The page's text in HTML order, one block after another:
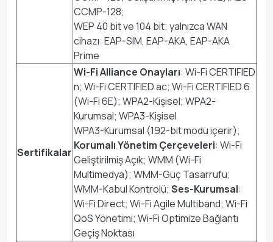
CCMP-128;
WEP 40 bit ve 104 bit; yalnızca WAN
cihazı: EAP-SIM, EAP-AKA, EAP-AKA
Prime
Sertifikalar
Wi-Fi Alliance Onayları: Wi-Fi CERTIFIED
n; Wi-Fi CERTIFIED ac; Wi-Fi CERTIFIED 6
(Wi-Fi 6E); WPA2-Kişisel; WPA2-
Kurumsal; WPA3-Kişisel
WPA3-Kurumsal (192-bit modu içerir);
Korumalı Yönetim Çerçeveleri: Wi-Fi
Geliştirilmiş Açık; WMM (Wi-Fi
Multimedya); WMM-Güç Tasarrufu;
WMM-Kabul Kontrolü; Ses-Kurumsal:
Wi-Fi Direct; Wi-Fi Agile Multiband; Wi-Fi
QoS Yönetimi; Wi-Fi Optimize Bağlantı
Geçiş Noktası